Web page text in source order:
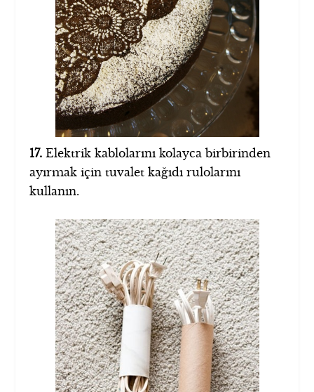
17. Elektrik kablolarını kolayca birbirinden
ayırmak için tuvalet kağıdı rulolarını
kullanın.